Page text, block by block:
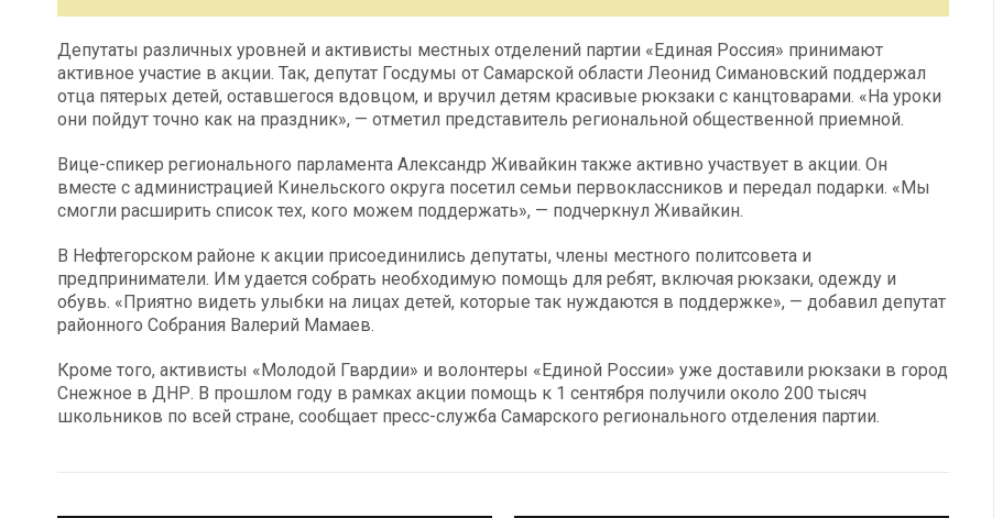
Депутаты различных уровней и активисты местных отделений партии «Единая Россия» принимают
активное участие в акции. Так, депутат Госдумы от Самарской области Леонид Симановский поддержал
отца пятерых детей, оставшегося вдовцом, и вручил детям красивые рюкзаки с канцтоварами. «На уроки
они пойдут точно как на праздник», — отметил представитель региональной общественной приемной.
Вице-спикер регионального парламента Александр Живайкин также активно участвует в акции. Он
вместе с администрацией Кинельского округа посетил семьи первоклассников и передал подарки. «Мы
смогли расширить список тех, кого можем поддержать», — подчеркнул Живайкин.
В Нефтегорском районе к акции присоединились депутаты, члены местного политсовета и
предприниматели. Им удается собрать необходимую помощь для ребят, включая рюкзаки, одежду и
обувь. «Приятно видеть улыбки на лицах детей, которые так нуждаются в поддержке», — добавил депутат
районного Собрания Валерий Мамаев.
Кроме того, активисты «Молодой Гвардии» и волонтеры «Единой России» уже доставили рюкзаки в город
Снежное в ДНР. В прошлом году в рамках акции помощь к 1 сентября получили около 200 тысяч
школьников по всей стране, сообщает пресс-служба Самарского регионального отделения партии.